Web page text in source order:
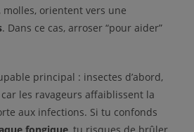
orientent vers une
. Dans ce cas, arroser “pour aider”
principal : insectes d’abord,
les ravageurs affaiblissent la
aux infections. Si tu confonds